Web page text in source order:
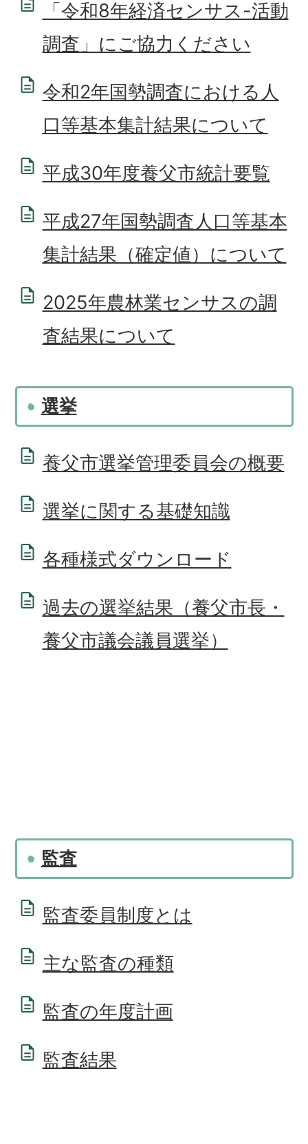
「令和8年経済センサス-活動
調査」にご協力ください
令和2年国勢調査における人
口等基本集計結果について
平成30年度養父市統計要覧
平成27年国勢調査人口等基本
集計結果（確定値）について
2025年農林業センサスの調
査結果について
選挙
養父市選挙管理委員会の概要
選挙に関する基礎知識
各種様式ダウンロード
過去の選挙結果（養父市長・
養父市議会議員選挙）
監査
監査委員制度とは
主な監査の種類
監査の年度計画
監査結果